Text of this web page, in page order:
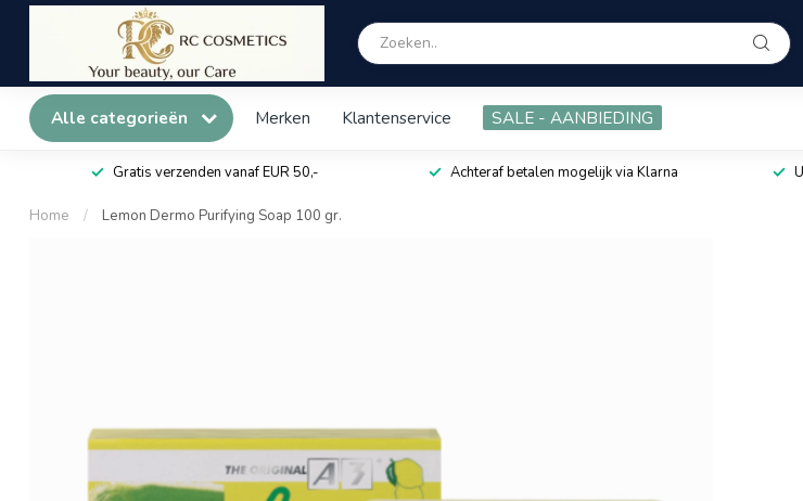
Alle categorieën Merken Klantenservice SALE - AANBIEDING
Gratis verzenden vanaf EUR 50,- Achteraf betalen mogelijk via Klarna
Home / Lemon Dermo Purifying Soap 100 gr.